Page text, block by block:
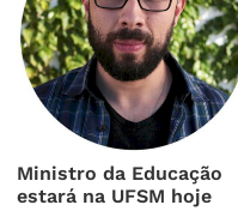
Ministro da Educação
estará na UFSM hoje